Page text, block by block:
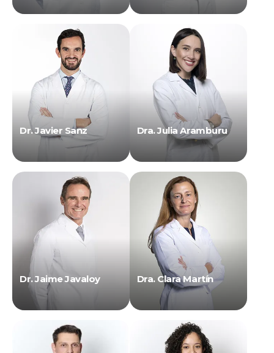
Dr. Javier Sanz Dra. Julia Aramburu
Dr. Jaime Javaloy Dra. Clara Martín